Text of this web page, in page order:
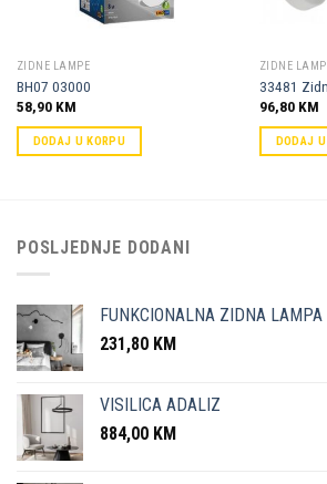
ZIDNE LAMPE
BH07 03000
58,90 KM
DODAJ U KORPU
ZIDNE
33481
96,80 KM
DODAJ
POSLJEDNJE DODANI
FUNKCIONALNA ZIDNA LAMPA
231,80 KM
VISILICA ADALIZ
884,00 KM